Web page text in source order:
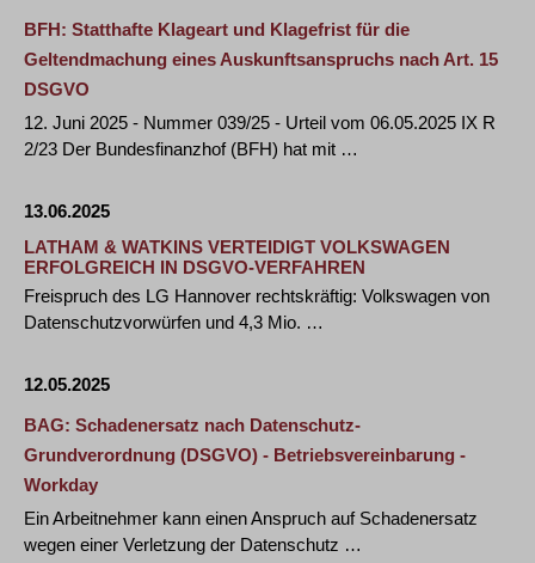
BFH: Statthafte Klageart und Klagefrist für die
Geltendmachung eines Auskunftsanspruchs nach Art. 15
DSGVO
12. Juni 2025 - Nummer 039/25 - Urteil vom 06.05.2025 IX R
2/23 Der Bundesfinanzhof (BFH) hat mit …
13.06.2025
LATHAM & WATKINS VERTEIDIGT VOLKSWAGEN
ERFOLGREICH IN DSGVO-VERFAHREN
Freispruch des LG Hannover rechtskräftig: Volkswagen von
Datenschutzvorwürfen und 4,3 Mio. …
12.05.2025
BAG: Schadenersatz nach Datenschutz-
Grundverordnung (DSGVO) - Betriebsvereinbarung -
Workday
Ein Arbeitnehmer kann einen Anspruch auf Schadenersatz
wegen einer Verletzung der Datenschutz …